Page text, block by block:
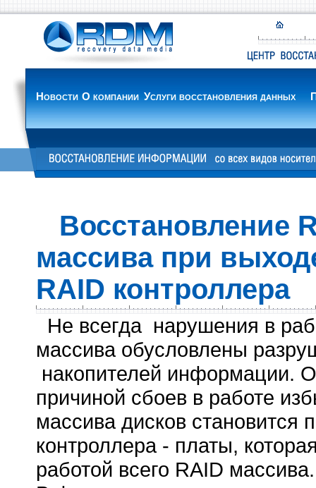
Новости О компании Услуги восстановления данных
Восстановление
массива при
RAID контроллера
Не всегда нарушения в
массива обусловлены
накопителей информации.
причиной сбоев в работе
массива дисков становится
контроллера - платы,
работой всего RAID массива.